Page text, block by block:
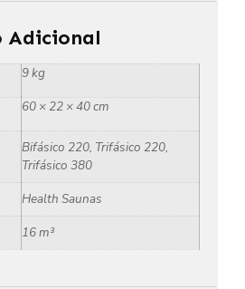
Adicional
9 kg
60 × 22 × 40 cm
Bifásico 220, Trifásico 220,
Trifásico 380
Health Saunas
16 m³